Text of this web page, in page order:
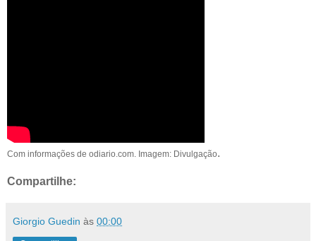
Com informações de odiario.com. Imagem: Divulgação.
Compartilhe:
Giorgio Guedin às 00:00